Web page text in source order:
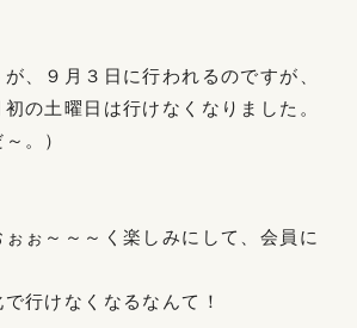
、９月３日に行われるのですが、
の土曜日は行けなくなりました。
。）
ぉ～～～く楽しみにして、会員に
行けなくなるなんて！